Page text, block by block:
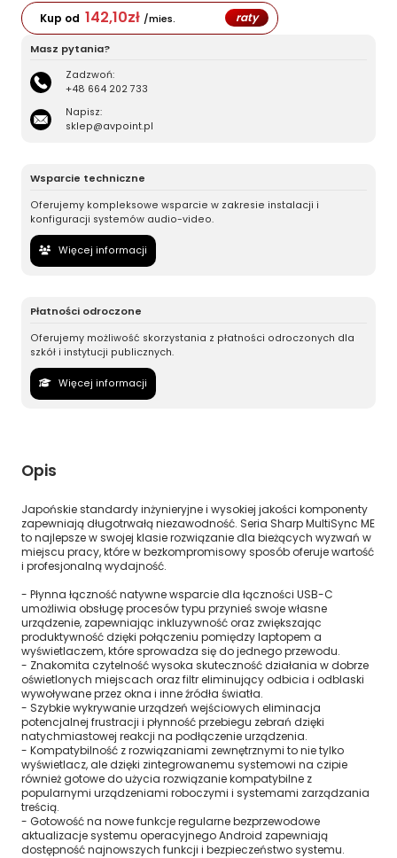
Kup od 142,10zł /mies. raty
Masz pytania?
Zadzwoń:
+48 664 202 733
Napisz:
sklep@avpoint.pl
Wsparcie techniczne
Oferujemy kompleksowe wsparcie w zakresie instalacji i
konfiguracji systemów audio-video.
Więcej informacji
Płatności odroczone
Oferujemy możliwość skorzystania z płatności odroczonych dla
szkół i instytucji publicznych.
Więcej informacji
Opis
Japońskie standardy inżynieryjne i wysokiej jakości komponenty
zapewniają długotrwałą niezawodność. Seria Sharp MultiSync ME
to najlepsze w swojej klasie rozwiązanie dla bieżących wyzwań w
miejscu pracy, które w bezkompromisowy sposób oferuje wartość
i profesjonalną wydajność.
- Płynna łączność natywne wsparcie dla łączności USB-C
umożliwia obsługę procesów typu przynieś swoje własne
urządzenie, zapewniając inkluzywność oraz zwiększając
produktywność dzięki połączeniu pomiędzy laptopem a
wyświetlaczem, które sprowadza się do jednego przewodu.
- Znakomita czytelność wysoka skuteczność działania w dobrze
oświetlonych miejscach oraz filtr eliminujący odbicia i odblaski
wywoływane przez okna i inne źródła światła.
- Szybkie wykrywanie urządzeń wejściowych eliminacja
potencjalnej frustracji i płynność przebiegu zebrań dzięki
natychmiastowej reakcji na podłączenie urządzenia.
- Kompatybilność z rozwiązaniami zewnętrznymi to nie tylko
wyświetlacz, ale dzięki zintegrowanemu systemowi na czipie
również gotowe do użycia rozwiązanie kompatybilne z
popularnymi urządzeniami roboczymi i systemami zarządzania
treścią.
- Gotowość na nowe funkcje regularne bezprzewodowe
aktualizacje systemu operacyjnego Android zapewniają
dostępność najnowszych funkcji i bezpieczeństwo systemu.